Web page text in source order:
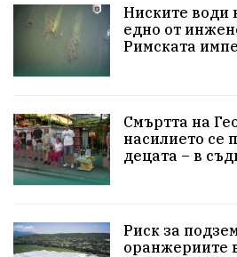
ИкономикаНаСъпротивата
ПетърПетров
Технологии
ПравоваДържава Варна
ПътнаБезопасност
Ниските води
едно от
Римската
Смъртта на
насилието се
децата – в
Риск за
оранжериите